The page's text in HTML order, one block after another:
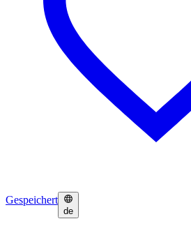
Gespeichert
de